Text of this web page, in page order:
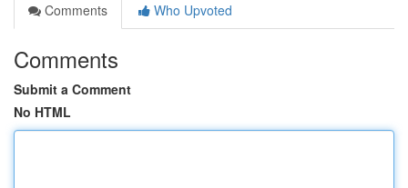
Comments
Who Upvoted
Comments
Submit a Comment
No HTML